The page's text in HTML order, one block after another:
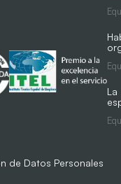
de Datos Personales